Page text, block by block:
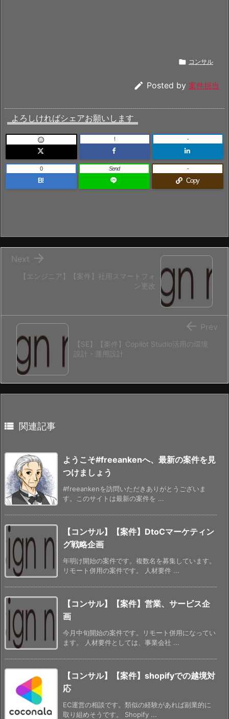
 コンサル
 Posted by 案件担当
よろしければシェアお願いします
 ! -
B!
0 Send
Copy
-
【エンジニア】【案件】社用スマートフォ
ン更改

Next
【SE】【案件】Copilot Studio活用の環境
設計・運用設計
 Prev
 関連記事
ようこそ#freeankenへ、最新の案件を見
つけましょう
#freeankenを訪問いただきありがとうございま
す。このサイトは最新の案件を ...
【コンサル】【案件】DtoCマーケティン
グ戦略企画
年明け開始の案件です。複数名を募集しています。
リモート併用の案件です。 人材要件 ...
【コンサル】【案件】営業、サービス企
画
今月中旬開始の案件です。リモート併用になってい
ます。 人材要件としては、事業会社 ...
【コンサル】【案件】shopifyでの越境対
応
EC運営の相談です。類似の経験があれば副業的に
取り組めそうです。 Shopify ...